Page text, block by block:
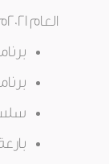
العام 2021م، وهي كالآتي: